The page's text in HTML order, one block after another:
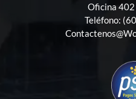
Oficina 402
Teléfono: